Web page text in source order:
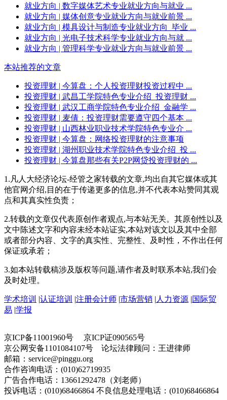
就业方向 | 数字媒体艺术专业就业方向与就业 ...
就业方向 | 媒体创意专业就业方向与就业前景 ...
就业方向 | 模具设计与制造专业就业方向_毕业 ...
就业方向 | 光电子技术科学专业就业方向与就 ...
就业方向 | 管理科学专业就业方向与就业前景 ...
本站推荐的文章
投资理财 | 今算盘：个人投资理财投资过程中 ...
投资理财 | 武昌工学院特色专业介绍_投资理财 ...
投资理财 | 武汉工商学院特色专业介绍_金融学 ...
投资理财 | 麦倩：投资理财需要遵守四个基本 ...
投资理财 | 山西林业职业技术学院特色专业介 ...
投资理财 | 今算盘：网络投资理财的注意事项
投资理财 | 湖州职业技术学院特色专业介绍_投 ...
投资理财 | 今算盘那些有关P2P网贷投资理财的 ...
1.凡人大经济论坛-经管之家转载的文章,均出自其它媒体或其
他官网介绍,目的在于传递更多的信息,并不代表本站赞同其观
点和其真实性负责；
2.转载的文章仅代表原创作者观点,与本站无关。其原创性以及
文中陈述文字和内容未经本站证实,本站对该文以及其中全部
或者部分内容、文字的真实性、完整性、及时性，不作出任何
保证或承若；
3.如本站转载稿涉及版权等问题,请作者及时联系本站,我们会
及时处理。
学术培训 |认证培训 |注册会计师 |市场营销 | 人力资源 |国际贸
易 |学报
京ICP备11001960号 京ICP证090565号
京公网安备1101084107号 论坛法律顾问：王进律师
邮箱：service@pinggu.org
合作咨询电话：(010)62719935
广告合作电话：13661292478（刘老师）
投诉电话：(010)68466864 不良信息处理电话：(010)68466864